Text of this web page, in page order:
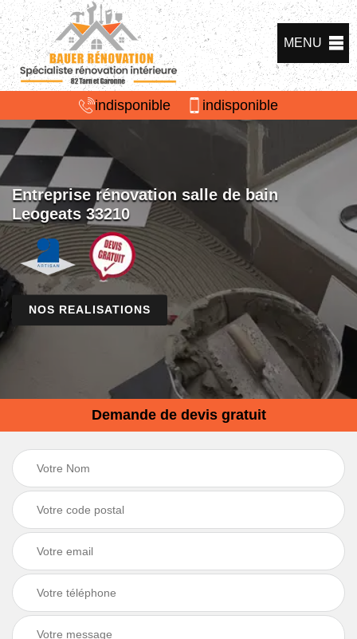
MENU
indisponible indisponible
Entreprise rénovation salle de bain
Leogeats 33210
NOS REALISATIONS
Demande de devis gratuit